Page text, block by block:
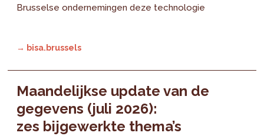
Brusselse ondernemingen deze technologie
→ bisa.brussels
Maandelijkse update van de
gegevens (juli 2026):
zes bijgewerkte thema’s